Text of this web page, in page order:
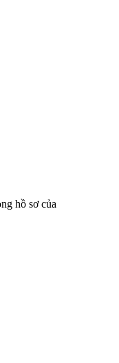
hồ sơ của